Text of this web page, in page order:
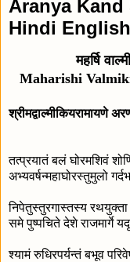
Aranya
Hindi English
महर्षि
Maharishi
श्रीमद्वाल्मीकियरामायणे
तत्प्रयातं बलं घोरमशिवं
अभ्यवर्षन्महाघोरस्तुमुलो
निपेतुस्तुरगास्तस्य रथयुक्ता
समे पुष्पचिते देशे राजमार्गे
श्यामं रुधिरपर्यन्तं बभूव